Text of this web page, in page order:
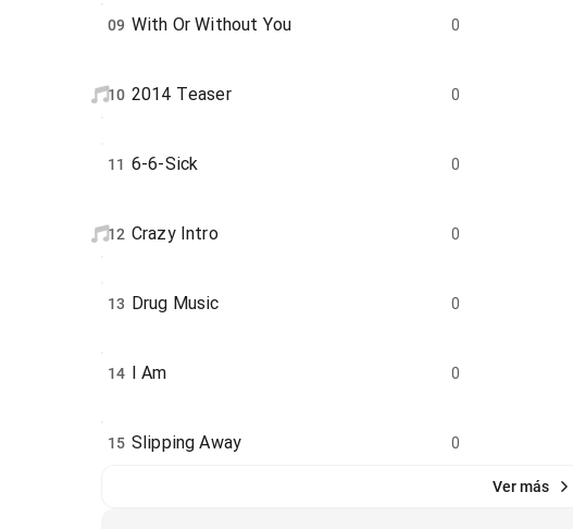
09 With Or Without You 0
10 2014 Teaser 0
11 6-6-Sick 0
12 Crazy Intro 0
13 Drug Music 0
14 I Am 0
15 Slipping Away 0
Ver más